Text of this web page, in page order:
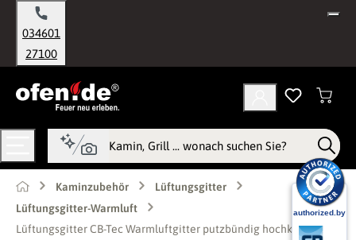
springen
034601
27100
Kaminzubehör
Lüftungsgitter
Lüftungsgitter-Warmluft
Lüftungsgitter CB-Tec Warmluftgitter putzbündig hochkant Weiß